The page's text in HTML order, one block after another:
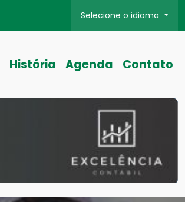
Selecione o idioma
História Agenda Contato